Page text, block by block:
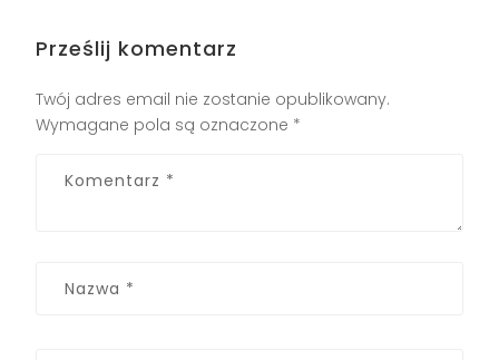
Prześlij komentarz
Twój adres email nie zostanie opublikowany.
Wymagane pola są oznaczone *